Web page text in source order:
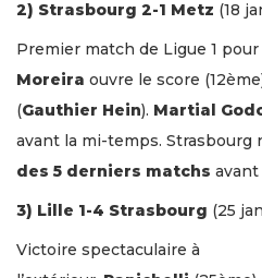
2) Strasbourg 2-1 Metz (18
Premier match de Ligue 1 pour
Moreira ouvre le score
(Gauthier Hein). Martial
avant la mi-temps. Strasbourg
des 5 derniers matchs avant
3) Lille 1-4 Strasbourg (25
Victoire spectaculaire à